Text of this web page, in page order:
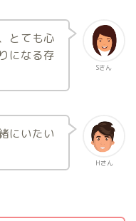
Sさん
とても心
になる存
Hさん
にいたい